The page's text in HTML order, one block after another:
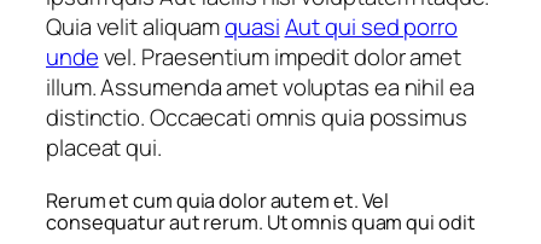
Quia velit aliquamquasiAut qui sed porro
undevel. Praesentium impedit dolor amet
illum. Assumenda amet voluptas ea nihil ea
distinctio. Occaecati omnis quia possimus
placeat qui.
Rerum et cum quia dolor autem et. Vel
consequatur aut rerum. Ut omnis quam qui odit